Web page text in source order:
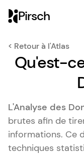
Pirsch
< Retour à l'Atlas
Qu'est-
L'Analyse des
brutes afin de
informations. Ce
techniques